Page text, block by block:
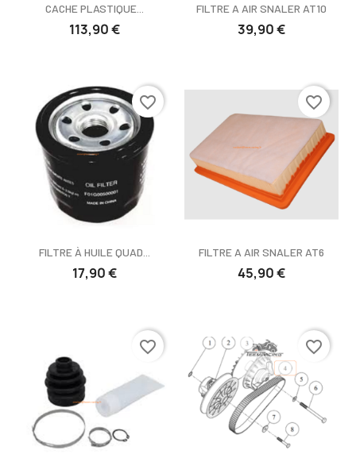
CACHE PLASTIQUE...
113,90 €
FILTRE A AIR SNALER AT10
39,90 €
FILTRE À HUILE QUAD...
17,90 €
favorite_border
FILTRE A AIR SNALER AT6
45,90 €
favorite_border
favorite_border favorite_border